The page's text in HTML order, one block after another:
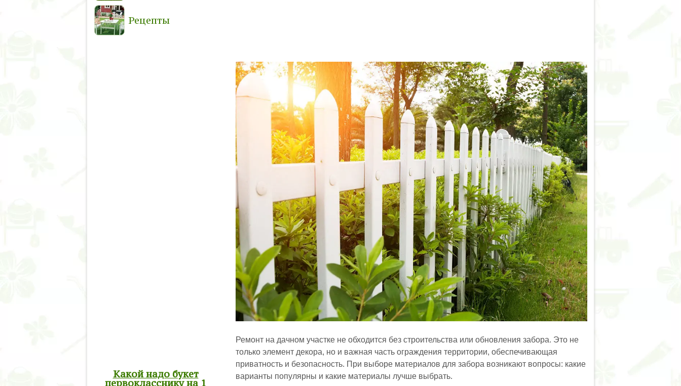
Ремонт на дачном участке не обходится без строительства или обновления забора. Это не
только элемент декора, но и важная часть ограждения территории, обеспечивающая
приватность и безопасность. При выборе материалов для забора возникают вопросы: какие
варианты популярны и какие материалы лучше выбрать.
Рецепты
Какой надо букет
первокласснику на 1